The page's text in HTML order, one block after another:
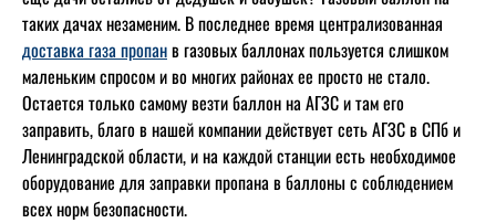
таких дачах незаменим. В последнее время централизованная
доставка газа пропанв газовых баллонах пользуется слишком
маленьким спросом и во многих районах ее просто не стало.
Остается только самому везти баллон на АГЗС и там его
заправить, благо в нашей компании действует сеть АГЗС в СПб и
Ленинградской области, и на каждой станции есть необходимое
оборудование для заправки пропана в баллоны с соблюдением
всех норм безопасности.